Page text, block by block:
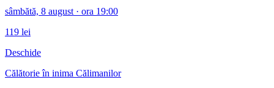
sâmbătă, 8 august· ora 19:00
119 lei
Deschide
Călătorie în inima Călimanilor